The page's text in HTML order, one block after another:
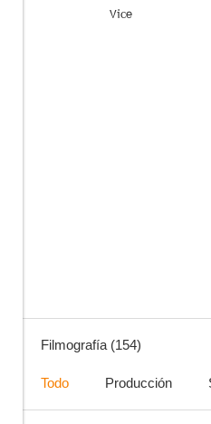
Vice
Filmografía (154)
Todo Producción